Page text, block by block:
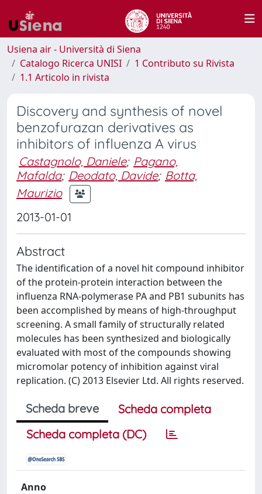
Usiena air - Università di Siena
Catalogo Ricerca UNISI
1 Contributo su Rivista
1.1 Articolo in rivista
Discovery and synthesis of novel
benzofurazan derivatives as
inhibitors of influenza A virus
Castagnolo, Daniele; Pagano,
Mafalda; Deodato, Davide; Botta,
Maurizio
2013-01-01
Abstract
The identification of a novel hit compound inhibitor
of the protein-protein interaction between the
influenza RNA-polymerase PA and PB1 subunits has
been accomplished by means of high-throughput
screening. A small family of structurally related
molecules has been synthesized and biologically
evaluated with most of the compounds showing
micromolar potency of inhibition against viral
replication. (C) 2013 Elsevier Ltd. All rights reserved.
Scheda breve
Scheda completa
Scheda completa (DC)
Anno